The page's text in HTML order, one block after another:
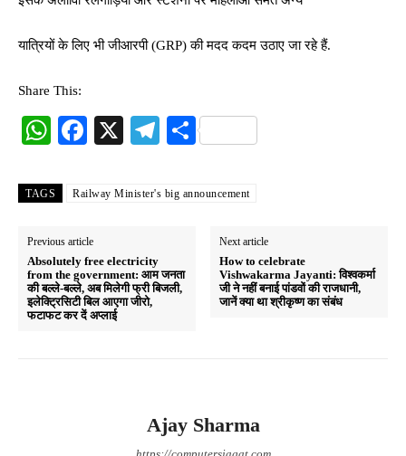
यात्रियों के लिए भी जीआरपी (GRP) की मदद कदम उठाए जा रहे हैं.
Share This:
W
ts
pp
Fa
bo
X
Te
gr
S
re
TAGS Railway Minister's big announcement
Previous article
Absolutely free electricity
from the government: आम जनता
की बल्ले-बल्ले, अब मिलेगी फ्री बिजली,
इलेक्ट्रिसिटी बिल आएगा जीरो,
फटाफट कर दें अप्लाई
Next article
How to celebrate
Vishwakarma Jayanti: विश्वकर्मा
जी ने नहीं बनाई पांडवों की राजधानी,
जानें क्या था श्रीकृष्ण का संबंध
Ajay Sharma